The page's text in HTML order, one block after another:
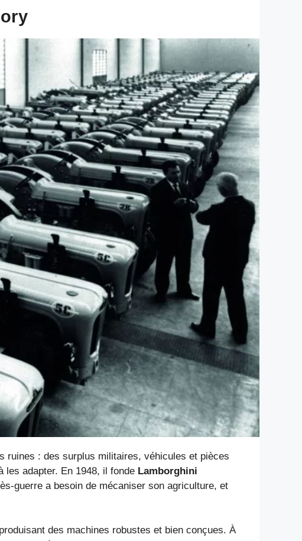
ruines : des surplus militaires, véhicules et pièces
les adapter. En 1948, il fonde Lamborghini
guerre a besoin de mécaniser son agriculture, et
des machines robustes et bien conçues. À